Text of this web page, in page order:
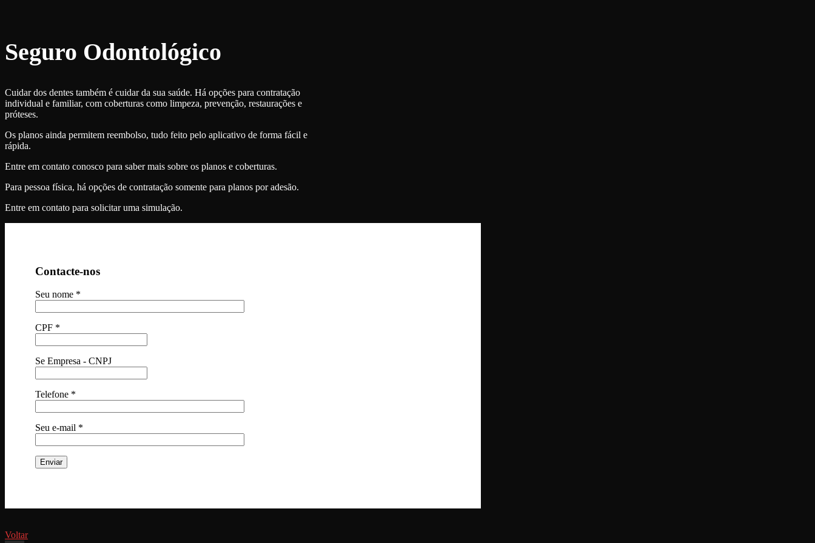
Seguro Odontológico
Cuidar dos dentes também é cuidar da sua saúde. Há opções para contratação
individual e familiar, com coberturas como limpeza, prevenção, restaurações e
próteses.
Os planos ainda permitem reembolso, tudo feito pelo aplicativo de forma fácil e
rápida.
Entre em contato conosco para saber mais sobre os planos e coberturas.
Para pessoa física, há opções de contratação somente para planos por adesão.
Entre em contato para solicitar uma simulação.
Contacte-nos
Seu nome *
CPF *
Se Empresa - CNPJ
Telefone *
Seu e-mail *
Voltar